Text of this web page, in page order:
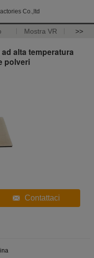
Co.,ltd
Mostra VR >>
alta temperatura
polveri
Contattaci